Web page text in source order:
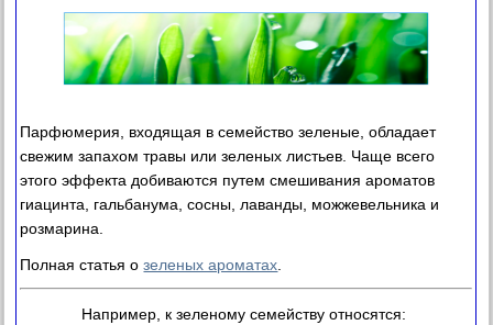
Парфюмерия, входящая в семейство зеленые, обладает
свежим запахом травы или зеленых листьев. Чаще всего
этого эффекта добиваются путем смешивания ароматов
гиацинта, гальбанума, сосны, лаванды, можжевельника и
розмарина.
Полная статья озеленых ароматах
Например, к зеленому семейству относятся: